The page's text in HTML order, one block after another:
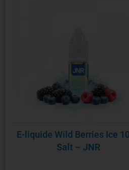
E-liquide Wild Berries Ice
Salt – JNR